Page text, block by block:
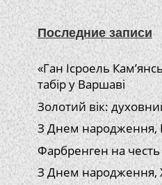
Последние записи
«Ган Ісроель
табір у Варшаві
Золотий вік:
З Днем народження,
Фарбренген на
З Днем народження,